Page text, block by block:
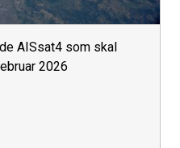
AISsat4 som skal
2026